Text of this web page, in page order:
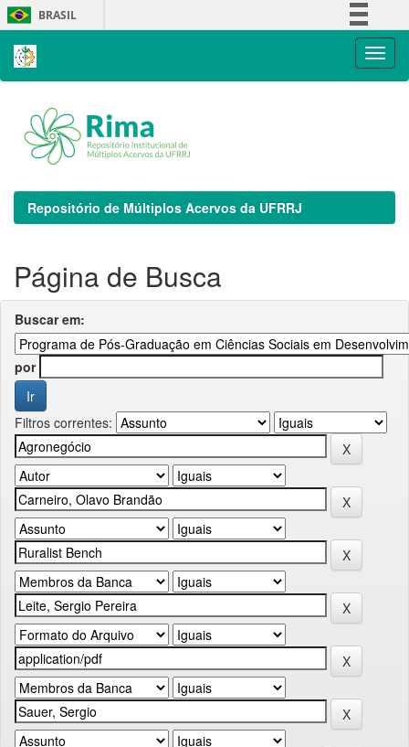
Skip
navigation
BRASIL
Repositório de Múltiplos Acervos da UFRRJ
Página de Busca
Buscar em:
por
Filtros correntes: